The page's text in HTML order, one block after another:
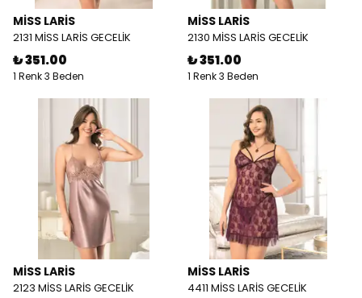
MİSS LARİS
2131 MİSS LARİS GECELİK
₺ 351.00
1 Renk 3 Beden
MİSS LARİS
2130 MİSS LARİS GECELİK
₺ 351.00
1 Renk 3 Beden
MİSS LARİS
2123 MİSS LARİS GECELİK
MİSS LARİS
4411 MİSS LARİS GECELİK